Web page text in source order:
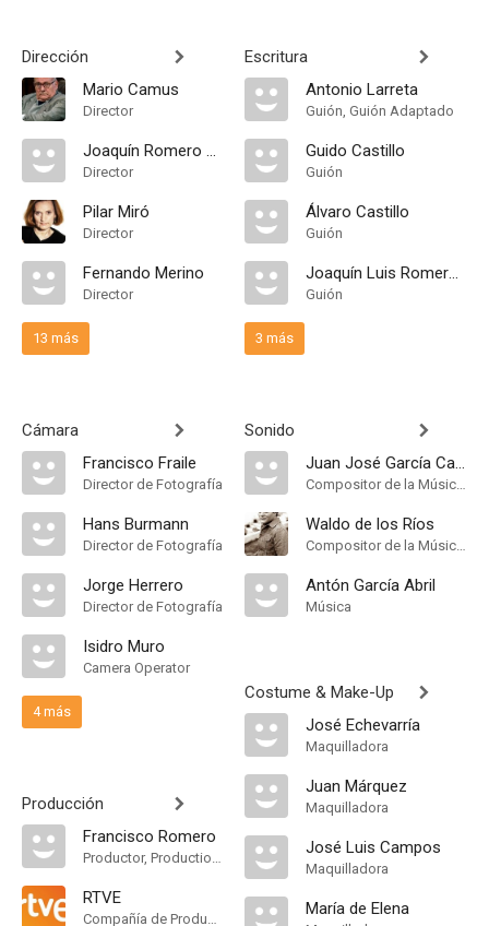
Dirección
Mario Camus
Director
Joaquín Romero Marchent
Director
Pilar Miró
Director
Fernando Merino
Director
13 más
Cámara
Francisco Fraile
Director de Fotografía
Hans Burmann
Director de Fotografía
Jorge Herrero
Director de Fotografía
Isidro Muro
Camera Operator
4 más
Producción
Francisco Romero
Productor, Production Manager
RTVE
Compañía de Produccion
Escritura
Antonio Larreta
Guión, Guión Adaptado
Guido Castillo
Guión
Álvaro Castillo
Guión
Joaquín Luis Romero Marchent
Guión
3 más
Sonido
Juan José García Caffi
Compositor de la Música Original, Música
Waldo de los Ríos
Compositor de la Música Original, Música
Antón García Abril
Música
Costume & Make-Up
José Echevarría
Maquilladora
Juan Márquez
Maquilladora
José Luis Campos
Maquilladora
María de Elena